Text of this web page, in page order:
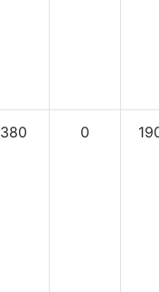
380 0